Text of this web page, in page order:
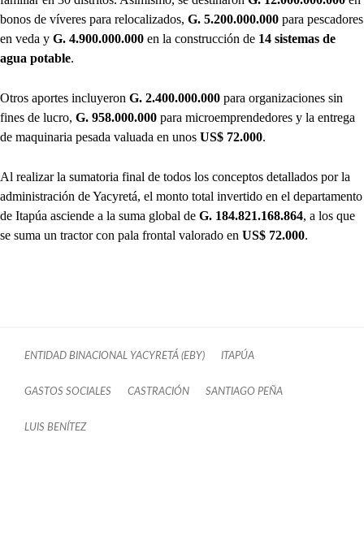
bonos de víveres para relocalizados, G. 5.200.000.000 para pescadores
en veda y G. 4.900.000.000 en la construcción de 14 sistemas de
agua potable.
Otros aportes incluyeron G. 2.400.000.000 para organizaciones sin
fines de lucro, G. 958.000.000 para microemprendedores y la entrega
de maquinaria pesada valuada en unos US$ 72.000.
Al realizar la sumatoria final de todos los conceptos detallados por la
administración de Yacyretá, el monto total invertido en el departamento
de Itapúa asciende a la suma global de G. 184.821.168.864, a los que
se suma un tractor con pala frontal valorado en US$ 72.000.
ENTIDAD BINACIONAL YACYRETÁ (EBY) ITAPÚA
GASTOS SOCIALES CASTRACIÓN SANTIAGO PEÑA
LUIS BENÍTEZ